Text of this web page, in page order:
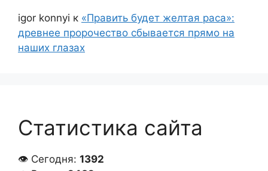
igor konnyi к «Править будет желтая раса»:
древнее пророчество сбывается прямо на
наших глазах
Статистика сайта
👁 Сегодня: 1392